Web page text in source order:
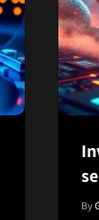
By